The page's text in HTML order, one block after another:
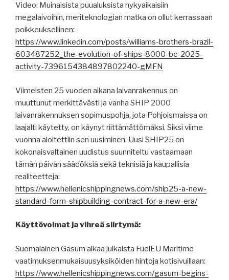
Video: Muinaisista puualuksista nykyaikaisiin
megalaivoihin, meriteknologian matka on ollut kerrassaan
poikkeuksellinen:
https://www.linkedin.com/posts/williams-brothers-brazil-
603487252_the-evolution-of-ships-8000-bc-2025-
activity-7396154384897802240-gMFN
Viimeisten 25 vuoden aikana laivanrakennus on
muuttunut merkittävästi ja vanha SHIP 2000
laivanrakennuksen sopimuspohja, jota Pohjoismaissa on
laajalti käytetty, on käynyt riittämättömäksi. Siksi viime
vuonna aloitettiin sen uusiminen. Uusi SHIP25 on
kokonaisvaltainen uudistus suunniteltu vastaamaan
tämän päivän säädöksiä sekä teknisiä ja kaupallisia
realiteetteja:
https://www.hellenicshippingnews.com/ship25-a-new-
standard-form-shipbuilding-contract-for-a-new-era/
Käyttövoimat ja vihreä siirtymä:
Suomalainen Gasum alkaa julkaista FuelEU Maritime
vaatimuksenmukaisuusyksiköiden hintoja kotisivuillaan:
https://www.hellenicshippingnews.com/gasum-begins-